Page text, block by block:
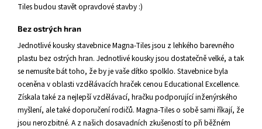
Tiles budou stavět opravdové stavby :)
Bez ostrých hran
Jednotlivé kousky stavebnice Magna-Tiles jsou z lehkého barevného
plastu bez ostrých hran. Jednotlivé kousky jsou dostatečně velké, a tak
se nemusíte bát toho, že by je vaše dítko spolklo. Stavebnice byla
oceněna v oblasti vzdělávacích hraček cenou Educational Excellence.
Získala také za nejlepší vzdělávací, hračku podporující inženýrského
myšlení, ale také doporučení rodičů. Magna-Tiles o sobě sami říkají, že
jsou nerozbitné. A z našich dosavadních zkušeností to při běžném